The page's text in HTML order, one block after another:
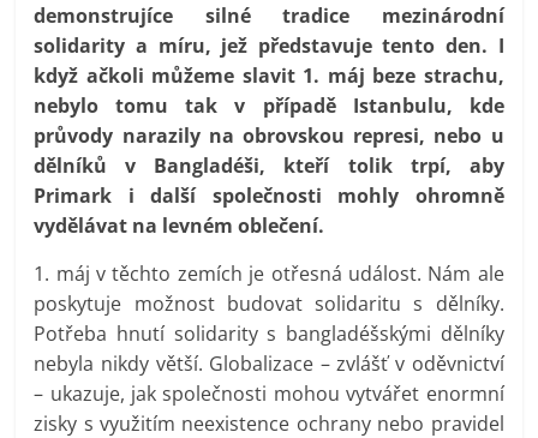
demonstrujíce silné tradice mezinárodní
solidarity a míru, jež představuje tento den. I
když ačkoli můžeme slavit 1. máj beze strachu,
nebylo tomu tak v případě Istanbulu, kde
průvody narazily na obrovskou represi, nebo u
dělníků v Bangladéši, kteří tolik trpí, aby
Primark i další společnosti mohly ohromně
vydělávat na levném oblečení.
1. máj v těchto zemích je otřesná událost. Nám ale
poskytuje možnost budovat solidaritu s dělníky.
Potřeba hnutí solidarity s bangladéšskými dělníky
nebyla nikdy větší. Globalizace – zvlášť v oděvnictví
– ukazuje, jak společnosti mohou vytvářet enormní
zisky s využitím neexistence ochrany nebo pravidel